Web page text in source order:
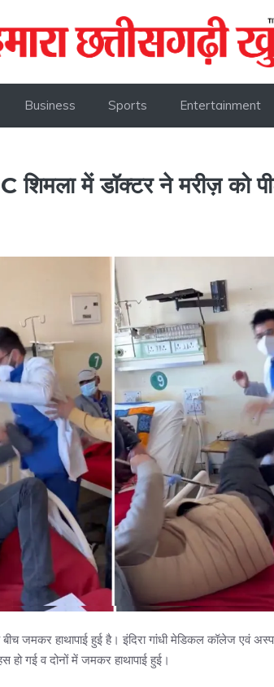
Business Sports Entertainment
में डॉक्टर ने मरीज़ को
जमकर हाथापाई हुई है। इंदिरा गांधी मेडिकल कॉलेज एवं
गई व दोनों में जमकर हाथापाई हुई।